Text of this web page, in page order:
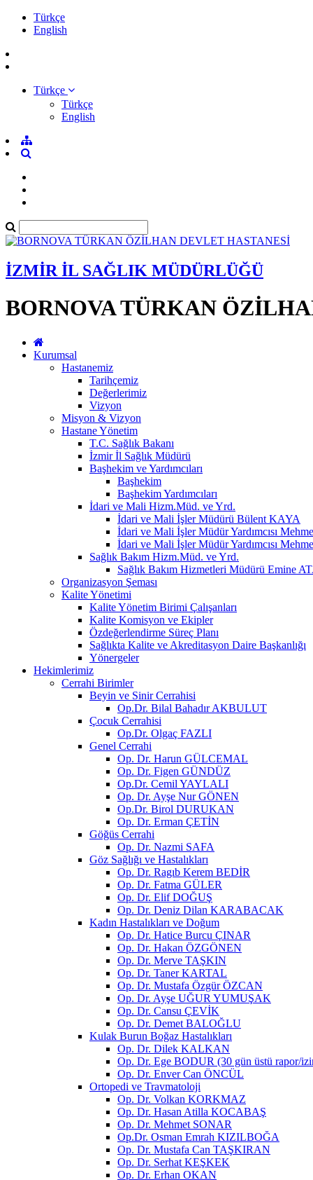
Türkçe
English
Türkçe
Türkçe
English
İZMİR İL SAĞLIK MÜDÜRLÜĞÜ
BORNOVA TÜRKAN
Kurumsal
Hastanemiz
Tarihçemiz
Değerlerimiz
Vizyon
Misyon & Vizyon
Hastane Yönetim
T.C. Sağlık Bakanı
İzmir İl Sağlık Müdürü
Başhekim ve Yardımcıları
Başhekim
Başhekim Yardımcıları
İdari ve Mali Hizm.Müd. ve Yrd.
İdari ve Mali İşler Müdürü Bülent KAYA
İdari ve Mali İşler Müdür Yardımcısı
İdari ve Mali İşler Müdür Yardımcısı
Sağlık Bakım Hizm.Müd. ve Yrd.
Sağlık Bakım Hizmetleri Müdürü Emine
Organizasyon Şeması
Kalite Yönetimi
Kalite Yönetim Birimi Çalışanları
Kalite Komisyon ve Ekipler
Özdeğerlendirme Süreç Planı
Sağlıkta Kalite ve Akreditasyon Daire Başkanlığı
Yönergeler
Hekimlerimiz
Cerrahi Birimler
Beyin ve Sinir Cerrahisi
Op.Dr. Bilal Bahadır AKBULUT
Çocuk Cerrahisi
Op.Dr. Olgaç FAZLI
Genel Cerrahi
Op. Dr. Harun GÜLCEMAL
Op. Dr. Figen GÜNDÜZ
Op.Dr. Cemil YAYLALI
Op. Dr. Ayşe Nur GÖNEN
Op.Dr. Birol DURUKAN
Op. Dr. Erman ÇETİN
Göğüs Cerrahi
Op. Dr. Nazmi SAFA
Göz Sağlığı ve Hastalıkları
Op. Dr. Ragıb Kerem BEDİR
Op. Dr. Fatma GÜLER
Op. Dr. Elif DOĞUŞ
Op. Dr. Deniz Dilan KARABACAK
Kadın Hastalıkları ve Doğum
Op. Dr. Hatice Burcu ÇINAR
Op. Dr. Hakan ÖZGÖNEN
Op. Dr. Merve TAŞKIN
Op. Dr. Taner KARTAL
Op. Dr. Mustafa Özgür ÖZCAN
Op. Dr. Ayşe UĞUR YUMUŞAK
Op. Dr. Cansu ÇEVİK
Op. Dr. Demet BALOĞLU
Kulak Burun Boğaz Hastalıkları
Op. Dr. Dilek KALKAN
Op. Dr. Ege BODUR (30 gün üstü rapor/
Op. Dr. Enver Can ÖNCÜL
Ortopedi ve Travmatoloji
Op. Dr. Volkan KORKMAZ
Op. Dr. Hasan Atilla KOCABAŞ
Op. Dr. Mehmet SONAR
Op.Dr. Osman Emrah KIZILBOĞA
Op. Dr. Mustafa Can TAŞKIRAN
Op. Dr. Serhat KEŞKEK
Op. Dr. Erhan OKAN